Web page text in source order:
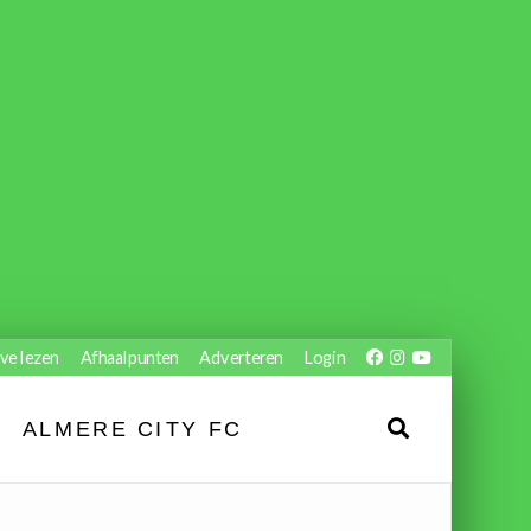
lezen Afhaalpunten Adverteren Login
ALMERE CITY FC